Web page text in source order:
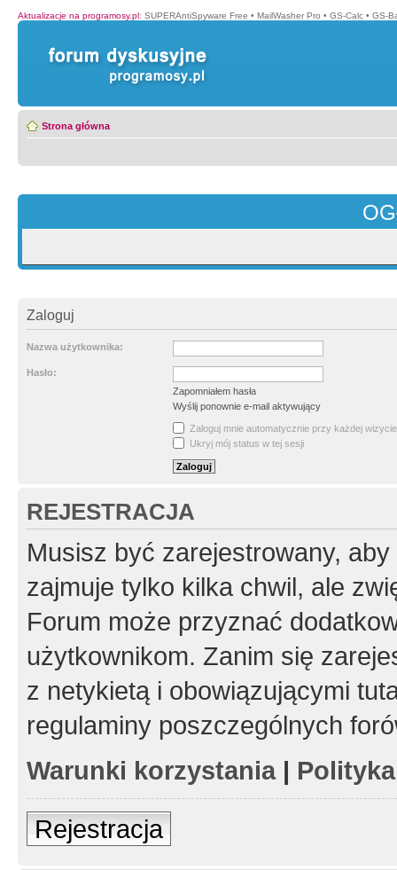
Aktualizacje na programosy.pl: SUPERAntiSpyware Free • MailWasher Pro • GS-Calc • GS-
Strona główna
Zaloguj
Nazwa użytkownika:
Hasło:
Zapomniałem hasła
Wyślij ponownie e-mail aktywujący
Zaloguj mnie automatycznie przy każdej wizycie
Ukryj mój status w tej sesji
REJESTRACJA
Musisz być zarejestrowany,
zajmuje tylko kilka chwil, ale
Forum może przyznać
użytkownikom. Zanim się
z netykietą i obowiązującymi
regulaminy poszczególnych
Warunki korzystania|
Rejestracja